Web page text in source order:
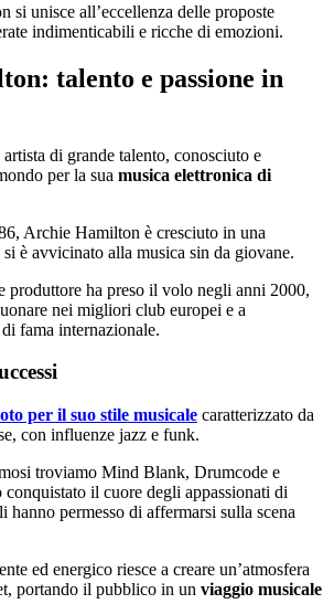
si unisce all’eccellenza delle proposte
indimenticabili e ricche di emozioni.
talento e passione in
di grande talento, conosciuto e
per la sua musica elettronica di
Archie Hamilton è cresciuto in una
è avvicinato alla musica sin da giovane.
produttore ha preso il volo negli anni 2000,
nei migliori club europei e a
fama internazionale.
per il suo stile musicale caratterizzato da
con influenze jazz e funk.
troviamo Mind Blank, Drumcode e
il cuore degli appassionati di
hanno permesso di affermarsi sulla scena
ed energico riesce a creare un’atmosfera
portando il pubblico in un viaggio musicale